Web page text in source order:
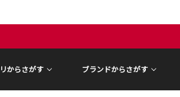
からさがす ブランドからさがす